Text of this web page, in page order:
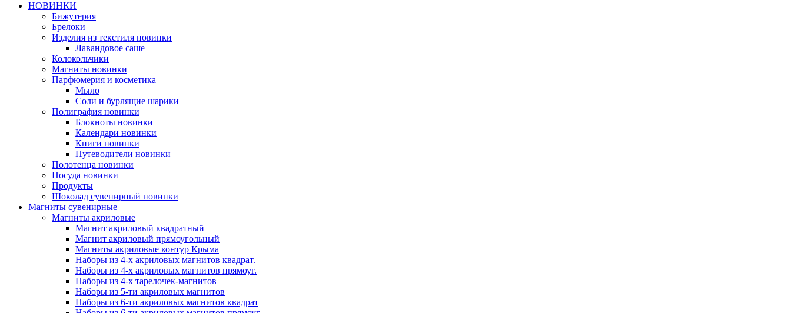
НОВИНКИ
Бижутерия
Брелоки
Изделия из текстиля новинки
Лавандовое саше
Колокольчики
Магниты новинки
Парфюмерия и косметика
Мыло
Соли и бурлящие шарики
Полиграфия новинки
Блокноты новинки
Календари новинки
Книги новинки
Путеводители новинки
Полотенца новинки
Посуда новинки
Продукты
Шоколад сувенирный новинки
Магниты сувенирные
Магниты акриловые
Магнит акриловый квадратный
Магнит акриловый прямоугольный
Магниты акриловые контур Крыма
Наборы из 4-х акриловых магнитов квадрат.
Наборы из 4-х акриловых магнитов прямоуг.
Наборы из 4-х тарелочек-магнитов
Наборы из 5-ти акриловых магнитов
Наборы из 6-ти акриловых магнитов квадрат